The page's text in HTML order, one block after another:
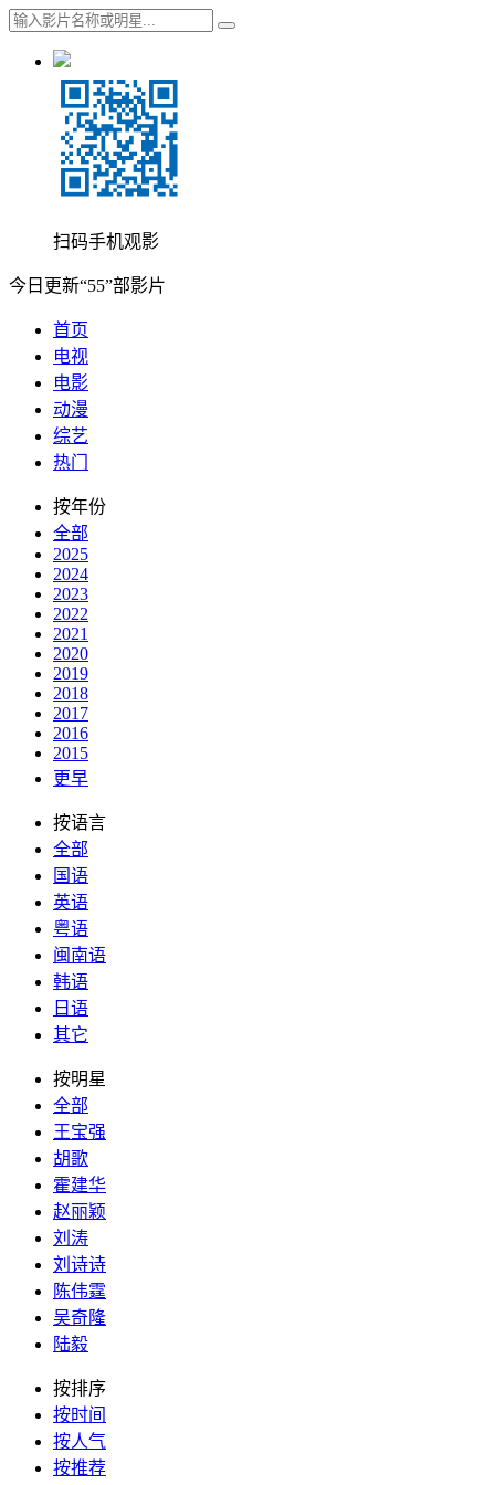
扫码手机观影
今日更新“55”部影片
首页
电视
电影
动漫
综艺
热门
按年份
全部
2025
2024
2023
2022
2021
2020
2019
2018
2017
2016
2015
更早
按语言
全部
国语
英语
粤语
闽南语
韩语
日语
其它
按明星
全部
王宝强
胡歌
霍建华
赵丽颖
刘涛
刘诗诗
陈伟霆
吴奇隆
陆毅
按排序
按时间
按人气
按推荐